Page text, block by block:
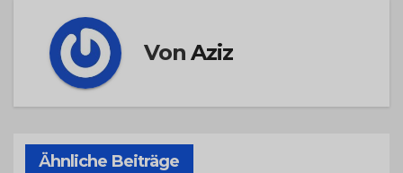
VonAziz
Ähnliche Beiträge